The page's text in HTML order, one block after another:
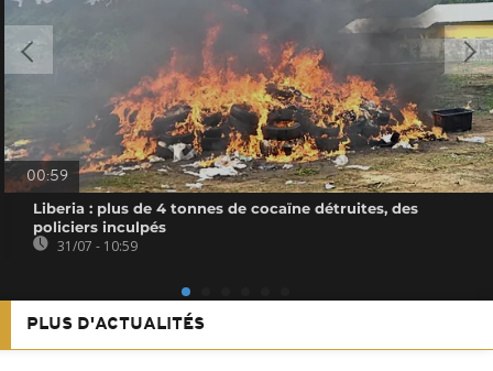
00:59
Liberia : plus de 4 tonnes de cocaïne détruites, des
policiers inculpés
31/07 - 10:59
PLUS D'ACTUALITÉS